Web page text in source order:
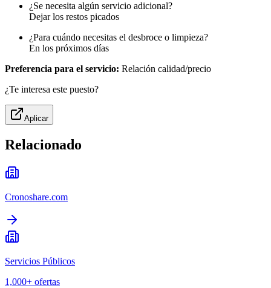
¿Se necesita algún servicio adicional?
Dejar los restos picados
¿Para cuándo necesitas el desbroce o limpieza?
En los próximos días
Preferencia para el servicio: Relación calidad/precio
¿Te interesa este puesto?
Aplicar
Relacionado
Cronoshare.com
Servicios Públicos
1,000+ ofertas